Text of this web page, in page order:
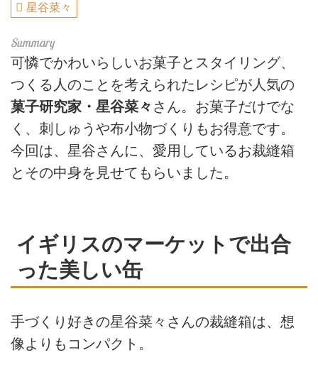
星谷菜々
可憐でかわいらしいお菓子とスタイリング、
つくる人のことを考えられたレシピが人気の
菓子研究家・星谷菜々 さん。お菓子だけでな
く、刺しゅうや布小物づくりもお得意です。
今回は、星谷さんに、愛用しているお裁縫箱
とその中身を見せてもらいました。
イギリスのマーケットで出合
った美しい缶
手づくり好きの星谷菜々さんの裁縫箱は、想
像よりもコンパクト。